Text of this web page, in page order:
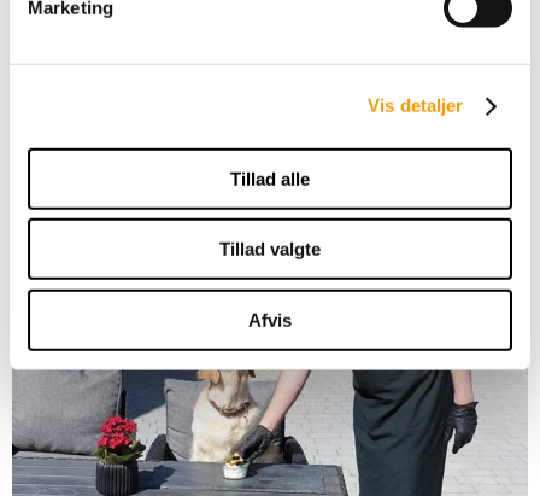
Marketing
Vis detaljer
Tillad alle
Tillad valgte
Afvis